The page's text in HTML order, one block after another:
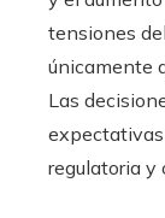
tensiones
únicamente
Las
regulatoria y